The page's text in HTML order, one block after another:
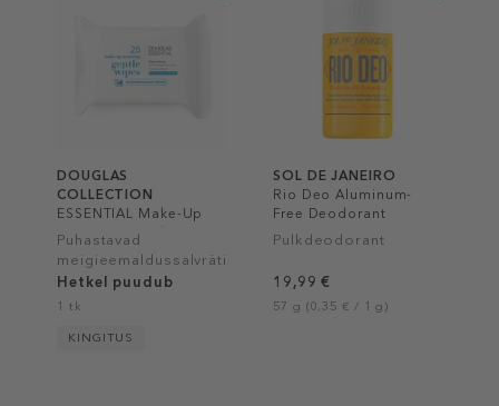
DOUGLAS
COLLECTION
ESSENTIAL Make-Up
Remover Gentle Wipes
Puhastavad
meigieemaldussalvrätid
Hetkel puudub
1 tk
KINGITUS
SOL DE JANEIRO
Rio Deo Aluminum-
Free Deodorant
Pulkdeodorant
19,99 €
57 g (0,35 € / 1 g)